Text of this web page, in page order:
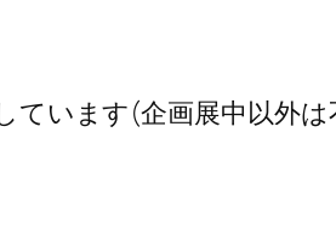
います(企画展中以外は